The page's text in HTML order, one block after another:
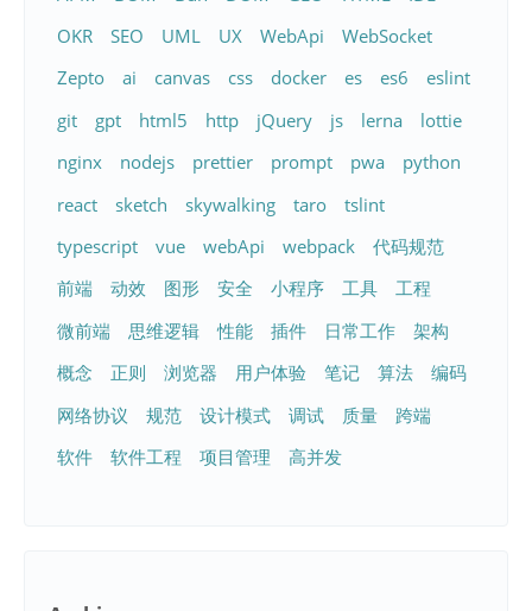
OKR
SEO UML UX WebApi
WebSocket
Zepto
ai canvas css docker es es6
eslint
git
gpt html5 http jQuery js lerna
lottie
nginx
nodejs prettier prompt pwa
python
react
sketch skywalking taro
tslint
typescript
vue webApi webpack
代码规范
前端
动效 图形 安全 小程序 工具
工程
微前端
思维逻辑 性能 插件 日常工作
架构
概念
正则 浏览器 用户体验 笔记 算法
编码
网络协议
规范 设计模式 调试 质量
跨端
软件
软件工程 项目管理 高并发